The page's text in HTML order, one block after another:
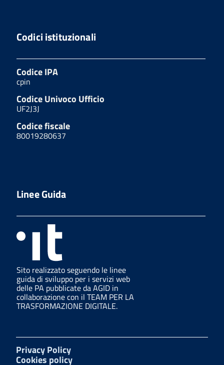
Codici istituzionali
Codice IPA
cpin
Codice Univoco Ufficio
UF2J3J
Codice fiscale
80019280637
Linee Guida
Sito realizzato seguendo le linee
guida di sviluppo per i servizi web
delle PA pubblicate da AGID in
collaborazione con il TEAM PER LA
TRASFORMAZIONE DIGITALE.
Privacy Policy
Cookies policy